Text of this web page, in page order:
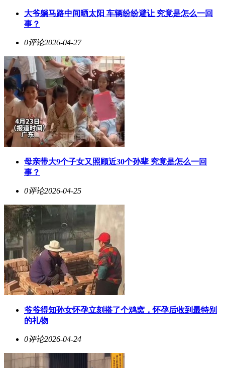
大爷躺马路中间晒太阳 车辆纷纷避让 究竟是怎么一回
事？
0评论2026-04-27
母亲带大9个子女又照顾近30个孙辈 究竟是怎么一回
事？
0评论2026-04-25
爷爷得知孙女怀孕立刻搭了个鸡窝，怀孕后收到最特别
的礼物
0评论2026-04-24